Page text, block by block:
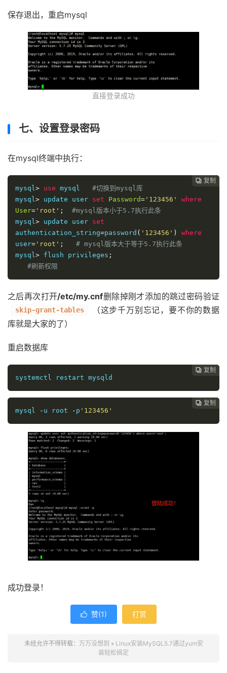
保存退出，重启mysql
直接登录成功
七、设置登录密码
在mysql终端中执行：
 复制
 复制
 复制
 复制
 复制
mysql> use mysql #切换到mysql库
mysql> update user set Password= '123456'
where
User= 'root' ;
#mysql版本小于5.7执行此条
mysql> update user set
authentication_string=password ( '123456' )
where
user= 'root' ;
# mysql版本大于等于5.7执行此条
mysql> flush privileges ;
#刷新权限
之后再次打开/etc/my.cnf删除掉刚才添加的跳过密码验证
skip-grant-tables
（这步千万别忘记，要不你的数据
库就是大家的了）
重启数据库
 复制
 复制
 复制
 复制
systemctl restart mysqld
 复制
 复制
 复制
mysql
- u root - p '123456'
成功登录！
 赞(1) 打赏
未经允许不得转载： 万万没想到 » Linux安装MySQL5.7通过yum安
装轻松搞定